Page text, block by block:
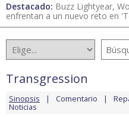
Destacado: Buzz Lightyear,
enfrentan a un nuevo reto en
Transgression
Sinopsis Comentario
Noticias